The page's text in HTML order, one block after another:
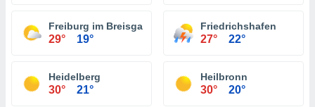
Freiburg im Breisgau
29° 19°
Friedrichshafen
27° 22°
Heidelberg
30° 21°
Heilbronn
30° 20°